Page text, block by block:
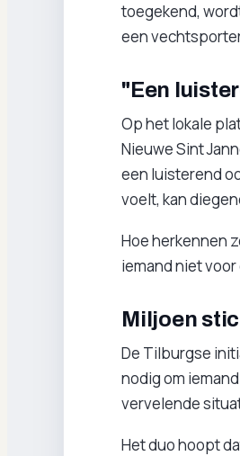
toegekend,
een
"Een
Op het lokale
Nieuwe Sint
een luisterend
voelt, kan
Hoe herkennen
iemand niet
Miljoen
De Tilburgse
nodig om
vervelende
Het duo hoopt